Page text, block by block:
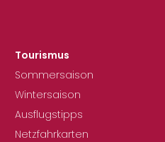
Tourismus
Sommersaison
Wintersaison
Ausflugstipps
Netzfahrkarten